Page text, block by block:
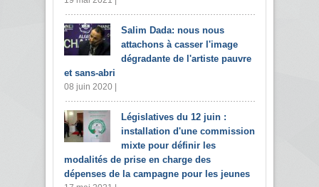
Salim Dada: nous nous
attachons à casser l'image
dégradante de l'artiste pauvre
et sans-abri
08 juin 2020 |
Législatives du 12 juin :
installation d'une commission
mixte pour définir les
modalités de prise en charge des
dépenses de la campagne pour les jeunes